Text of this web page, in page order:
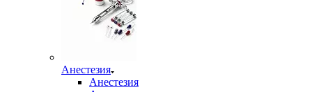
Анестезия
Анестезия